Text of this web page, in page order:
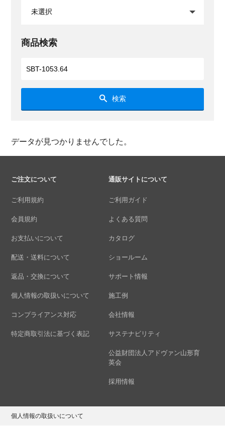
商品検索
検索
データが見つかりませんでした。
ご注文について
ご利用規約
会員規約
お支払いについて
配送・送料について
返品・交換について
個人情報の取扱いについて
コンプライアンス対応
特定商取引法に基づく表記
通販サイトについて
ご利用ガイド
よくある質問
カタログ
ショールーム
サポート情報
施工例
会社情報
サステナビリティ
公益財団法人アドヴァン山形育
英会
採用情報
個人情報の取扱いについて